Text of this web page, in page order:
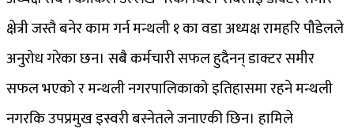
क्षेत्री जस्तै बनेर काम गर्न मन्थली १ का वडा अध्यक्ष रामहरि पौडेलले
अनुरोध गरेका छन। सबै कर्मचारी सफल हुदैनन् डाक्टर समीर
सफल भएको र मन्थली नगरपालिकाको इतिहासमा रहने मन्थली
नगरकि उपप्रमुख इस्वरी बस्नेतले जनाएकी छिन। हामिले